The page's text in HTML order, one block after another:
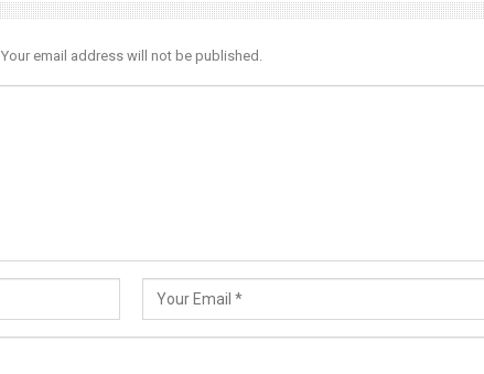
Your email address will not be published.